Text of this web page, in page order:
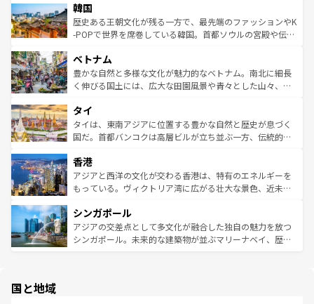
ワイを、存分に味わってほしい。 なお、新着のハワイ情報
はコンテンツ一覧を参照してほしい。
いる。アクティビティも充実しており、サーフィンやダイ
ビング、ハイキングなど、アウトドア好きにはたまらな
い。オーストラリアの多彩な魅力を存分に味わいつくそ
参照してほしい。
ン）、静ひつな山岳地帯である台湾東部など、都市の喧騒
と山間の静けさが共存しており、訪れる人に新しい発見と
驚きをもたらしてくれる。また、奥深い台湾の食文化も魅
容にもいいと評判のスイーツなど、バラエティ豊かな料理
が味わえる。 なお、新着の台湾情報は コンテンツ一覧を参
照してほしい。
韓国
歴史ある王朝文化が残る一方で、最先端のファッションやK
-POPで世界を席巻している韓国。首都ソウルの宮殿や伝統
き、地方に足を延ばせば四季折々の自然美を楽しむことが
できる。そして、キムチや焼肉、絶品のストリートフード
まで、さまざまな韓国料理が待っている。夜には、韓国な
リティに包まれながら、韓国の多彩な魅力を心ゆくまで味
わってみてほしい。 なお、新着の韓国情報はコンテンツ一
覧を参照してほしい。
ベトナム
豊かな自然と多様な文化が魅力的なベトナム。南北に細長
く伸びる国土には、広大な田園風景や青々とした山々、世
急速な発展と共に伝統が息づく。ハノイの古い町並みやホ
ーチミン市のフランス統治時代の建物も、独特の雰囲気を
醸し出している。また、バラエティの豊かさとおいしさで
とつ。フォーやバインミー、ベトナムコーヒーなどは、ぜ
ひ現地で味わいたい。どの地域を訪れてもあたたかい人々
が旅行者を迎えてくれるので、きっと忘れられない旅にな
参照してほしい。
タイ
タイは、東南アジアに位置する豊かな自然と歴史が息づく
国だ。首都バンコクは高層ビルが立ち並ぶ一方、伝統的な
の活気が交差している。北部ではチェンマイなどの山岳地
帯で自然と触れ合い、南部ではプーケットやクラビの美し
いビーチでリゾート気分を楽しむことができる。タイ料理
激する。気候は一年中温暖で、どの季節にも異なる楽しみ
が待っている。親しみやすいタイの人々、仏教を中心とし
た文化、そして多様な観光資源が、訪れる旅人を魅了し続
香港
アジアと西洋の文化が交わる香港は、特有のエネルギーを
もっている。ヴィクトリア湾に広がる壮大な景色、近未来
み、どこを訪れても感動するはず。観光スポットが密集し
ており、効率よく見どころを回れるのも魅力。息をのむよ
うな絶景から文化的な体験まで、香港を存分に楽しみ尽く
シンガポール
アジアの交差点として多文化が融合した独自の魅力を放つ
シンガポール。未来的な建築物が並ぶマリーナベイ、歴史
国と地域